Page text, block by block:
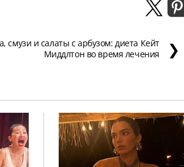
смузи и салаты с арбузом: диета Кейт
Миддлтон во время лечения
❯